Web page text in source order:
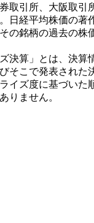
引所、大阪取引
日経平均株価の著
の銘柄の過去の
決算」とは、決
そこで発表され
イズ度に基づい
りません。